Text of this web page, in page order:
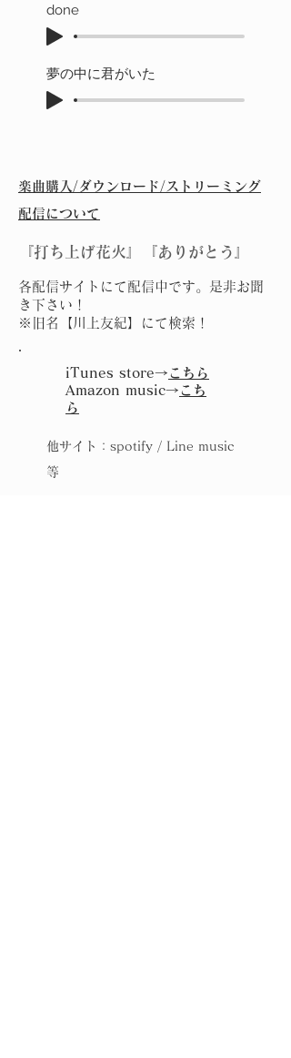
done
夢の中に君がいた
楽曲​購入/ダウンロード/ストリーミング
配信について
『打ち上げ花火』『ありがとう』
各配信サイトにて配信中です。是非お聞
き下さい！
※旧名【川上友紀】にて検索！
iTunes store→ こちら
Amazon music→ こち
ら
他サイト：spotify / Line music
等